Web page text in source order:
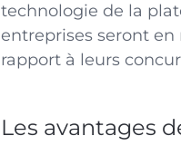
technologie de la
entreprises seront
rapport à leurs
Les avantages